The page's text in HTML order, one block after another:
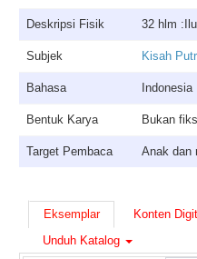
Deskripsi Fisik 32 hlm
Subjek Kisah
Bahasa Indonesia
Bentuk Karya Bukan
Target Pembaca Anak dan
Eksemplar Konten
Unduh Katalog